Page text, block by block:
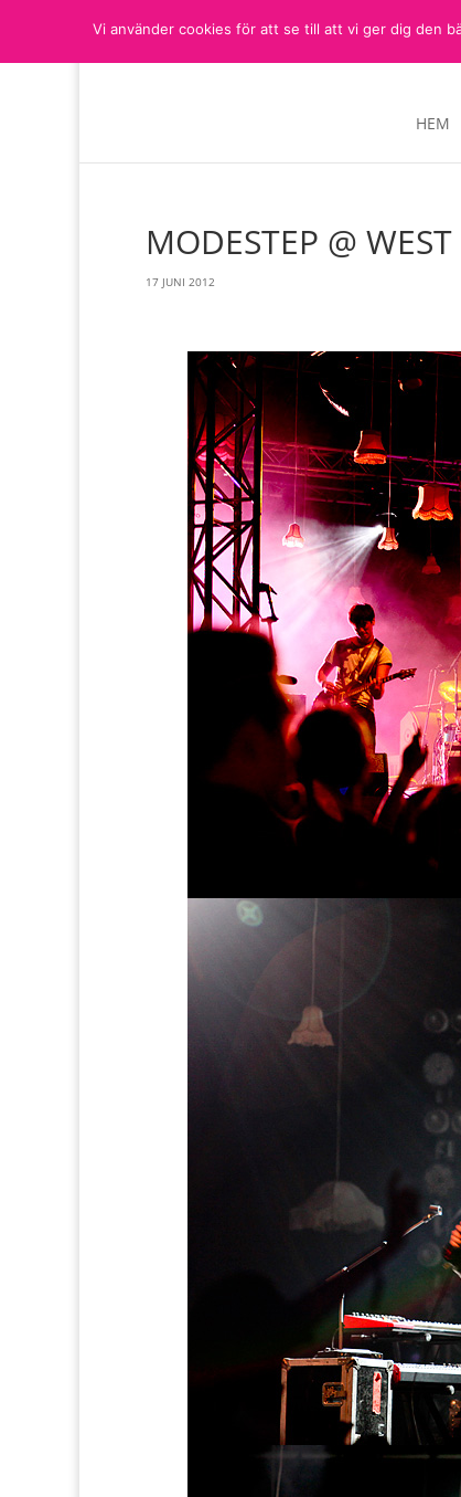
HEM
MODESTEP @
17 JUNI 2012
Vi använder cookies för att se till att vi ger dig den